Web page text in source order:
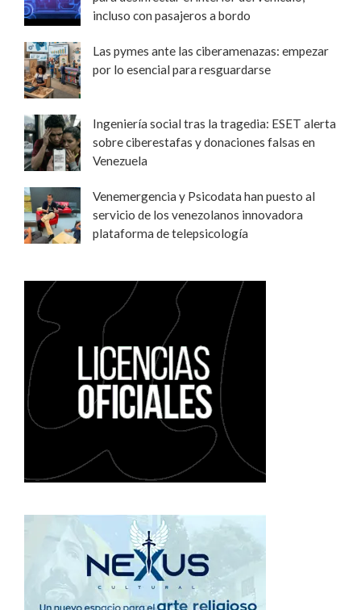
incluso con pasajeros a bordo
Las pymes ante las ciberamenazas: empezar
por lo esencial para resguardarse
Ingeniería social tras la tragedia: ESET alerta
sobre ciberestafas y donaciones falsas en
Venezuela
Venemergencia y Psicodata han puesto al
servicio de los venezolanos innovadora
plataforma de telepsicología